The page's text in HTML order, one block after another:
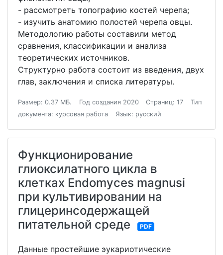
- рассмотреть топографию костей черепа;
- изучить анатомию полостей черепа овцы.
Методологию работы составили метод
сравнения, классификации и анализа
теоретических источников.
Структурно работа состоит из введения, двух
глав, заключения и списка литературы.
Размер: 0.37 МБ. Год создания 2020 Страниц: 17
Тип
документа: курсовая работа
Язык: русский
Функционирование
глиоксилатного цикла в
клетках Endomyces magnusi
при культивировании на
глицеринсодержащей
питательной среде
PDF
Данные простейшие эукариотические